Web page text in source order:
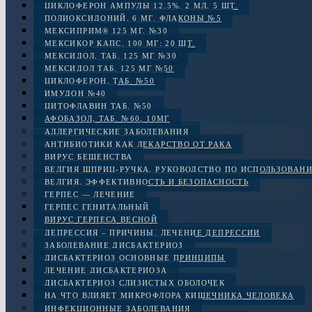
ЦИКЛОФЕРОН АМПУЛЫ 12.5%, 2 МЛ, 5 ШТ.
ПОЛИОКСИДОНИЙ, 6 МГ. ФЛАКОНЫ №5
МЕКСИПРИМ® 125 МГ, №30
МЕКСИКОР КАПС. 100 МГ: 20 ШТ.
МЕКСИДОЛ, ТАБ. 125 МГ №30
МЕКСИДОЛ ТАБ. 125 МГ №50
ЦИКЛОФЕРОН, ТАБ. №50
ИМУДОН №40
ЦИТОФЛАВИН ТАБ. №50
АФОБАЗОЛ, ТАБ. №60, 10МГ
АЛЛЕРГИЧЕСКИЕ ЗАБОЛЕВАНИЯ
АНТИБИОТИКИ КАК ЛЕКАРСТВО ОТ РАКА
ВИРУС БЕШЕНСТВА
ВЕЛГИЯ ШПРИЦ-РУЧКА, РУКОВОДСТВО ПО
ВЕЛГИЯ, ЭФФЕКТИВНОСТЬ И БЕЗОПАСНОСТЬ
ГЕРПЕС — ЛЕЧЕНИЕ
ГЕРПЕС ГЕНИТАЛЬНЫЙ
ВИРУС ГЕРПЕСА ВЕСНОЙ
ДЕПРЕССИЯ – ПРИЧИНЫ. ЛЕЧЕНИЕ ДЕПРЕССИИ
ЗАБОЛЕВАНИЕ ДИСБАКТЕРИОЗ
ДИСБАКТЕРИОЗ ОСНОВНЫЕ ПРИНЦИПЫ
ЛЕЧЕНИЕ ДИСБАКТЕРИОЗА
ДИСБАКТЕРИОЗ СЛИЗИСТЫХ ОБОЛОЧЕК
НА ЧТО ВЛИЯЕТ МИКРОФЛОРА КИШЕЧНИКА ЧЕЛОВЕКА
ИНФЕКЦИОННЫЕ ЗАБОЛЕВАНИЯ